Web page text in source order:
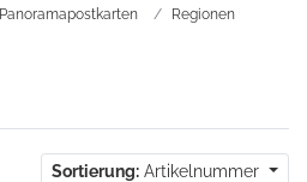
Panoramapostkarten
Regionen
Sortierung: Artikelnummer